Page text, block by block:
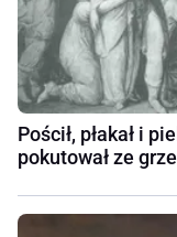
Pościł, płakał i
pokutował ze